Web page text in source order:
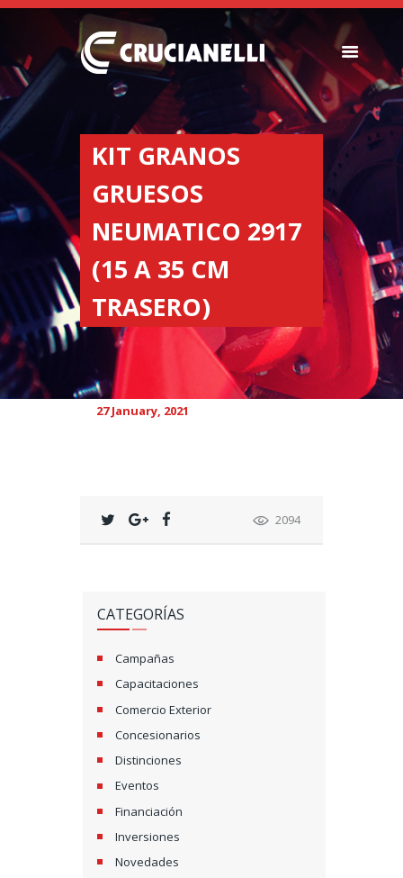
KIT GRANOS
GRUESOS
NEUMATICO 2917
(15 A 35 CM
TRASERO)
SEEDERS
FERTILIZER
SPREADERS
ABOUT US
DEALERSHIPS
NEWS
COMPANY
CONTACT
27 January, 2021
2094
CATEGORÍAS
Campañas
Capacitaciones
Comercio Exterior
Concesionarios
Distinciones
Eventos
Financiación
Inversiones
Novedades